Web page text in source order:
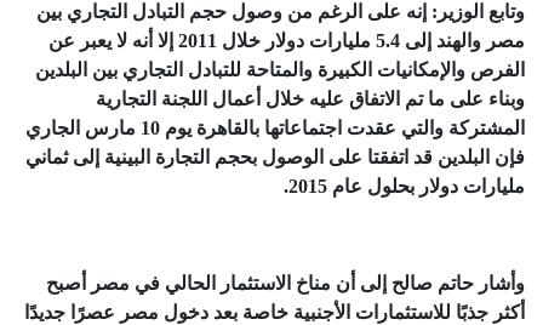
وتابع الوزير: إنه على الرغم من وصول حجم التبادل التجاري بين
مصر والهند إلى 5.4 مليارات دولار خلال 2011 إلا أنه لا يعبر عن
الفرص والإمكانيات الكبيرة والمتاحة للتبادل التجاري بين البلدين
وبناء على ما تم الاتفاق عليه خلال أعمال اللجنة التجارية
المشتركة والتي عقدت اجتماعاتها بالقاهرة يوم 10 مارس الجاري
فإن البلدين قد اتفقتا على الوصول بحجم التجارة البينية إلى ثماني
مليارات دولار بحلول عام 2015.
وأشار حاتم صالح إلى أن مناخ الاستثمار الحالي في مصر أصبح
أكثر جذبًا للاستثمارات الأجنبية خاصة بعد دخول مصر عصرًا جديدًا